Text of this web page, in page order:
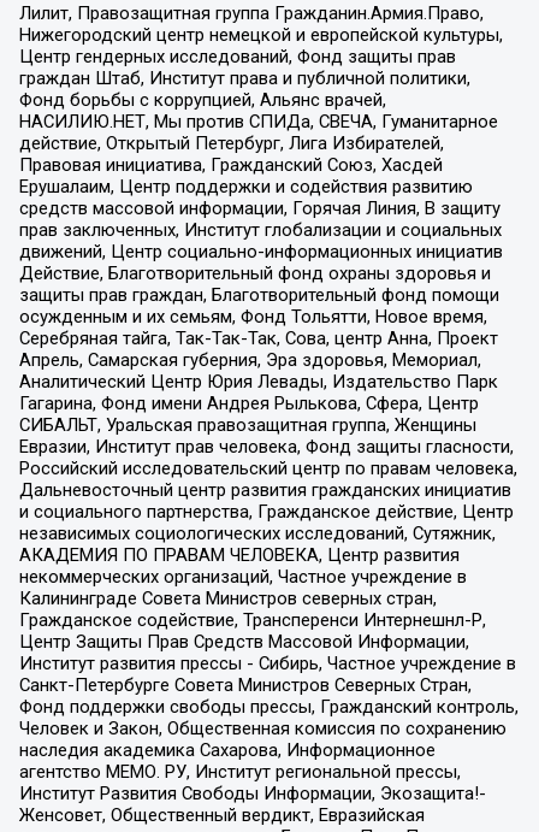
Лилит, Правозащитная группа Гражданин.Армия.Право,
Нижегородский центр немецкой и европейской культуры,
Центр гендерных исследований, Фонд защиты прав
граждан Штаб, Институт права и публичной политики,
Фонд борьбы с коррупцией, Альянс врачей,
НАСИЛИЮ.НЕТ, Мы против СПИДа, СВЕЧА, Гуманитарное
действие, Открытый Петербург, Лига Избирателей,
Правовая инициатива, Гражданский Союз, Хасдей
Ерушалаим, Центр поддержки и содействия развитию
средств массовой информации, Горячая Линия, В защиту
прав заключенных, Институт глобализации и социальных
движений, Центр социально-информационных инициатив
Действие, Благотворительный фонд охраны здоровья и
защиты прав граждан, Благотворительный фонд помощи
осужденным и их семьям, Фонд Тольятти, Новое время,
Серебряная тайга, Так-Так-Так, Сова, центр Анна, Проект
Апрель, Самарская губерния, Эра здоровья, Мемориал,
Аналитический Центр Юрия Левады, Издательство Парк
Гагарина, Фонд имени Андрея Рылькова, Сфера, Центр
СИБАЛЬТ, Уральская правозащитная группа, Женщины
Евразии, Институт прав человека, Фонд защиты гласности,
Российский исследовательский центр по правам человека,
Дальневосточный центр развития гражданских инициатив
и социального партнерства, Гражданское действие, Центр
независимых социологических исследований, Сутяжник,
АКАДЕМИЯ ПО ПРАВАМ ЧЕЛОВЕКА, Центр развития
некоммерческих организаций, Частное учреждение в
Калининграде Совета Министров северных стран,
Гражданское содействие, Трансперенси Интернешнл-Р,
Центр Защиты Прав Средств Массовой Информации,
Институт развития прессы - Сибирь, Частное учреждение в
Санкт-Петербурге Совета Министров Северных Стран,
Фонд поддержки свободы прессы, Гражданский контроль,
Человек и Закон, Общественная комиссия по сохранению
наследия академика Сахарова, Информационное
агентство МЕМО. РУ, Институт региональной прессы,
Институт Развития Свободы Информации, Экозащита!-
Женсовет, Общественный вердикт, Евразийская